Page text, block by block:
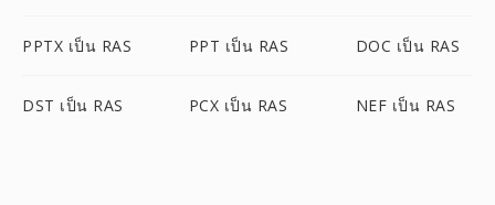
PPTX เป็น RAS PPT เป็น RAS DOC เป็น RAS
DST เป็น RAS PCX เป็น RAS NEF เป็น RAS